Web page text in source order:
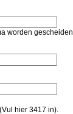
worden gescheiden
(Vul hier 3417 in).